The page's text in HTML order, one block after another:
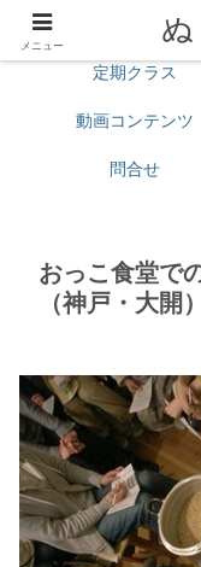
プロフィール
定期クラス
動画コンテンツ
問合せ
おっこ食堂で
（神戸・大開）
メニュー